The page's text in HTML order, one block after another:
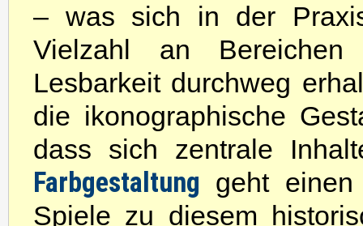
– was sich in der
Vielzahl an
Lesbarkeit durchweg
die ikonographische
dass sich zentrale
Farbgestaltung geht
Spiele zu diesem